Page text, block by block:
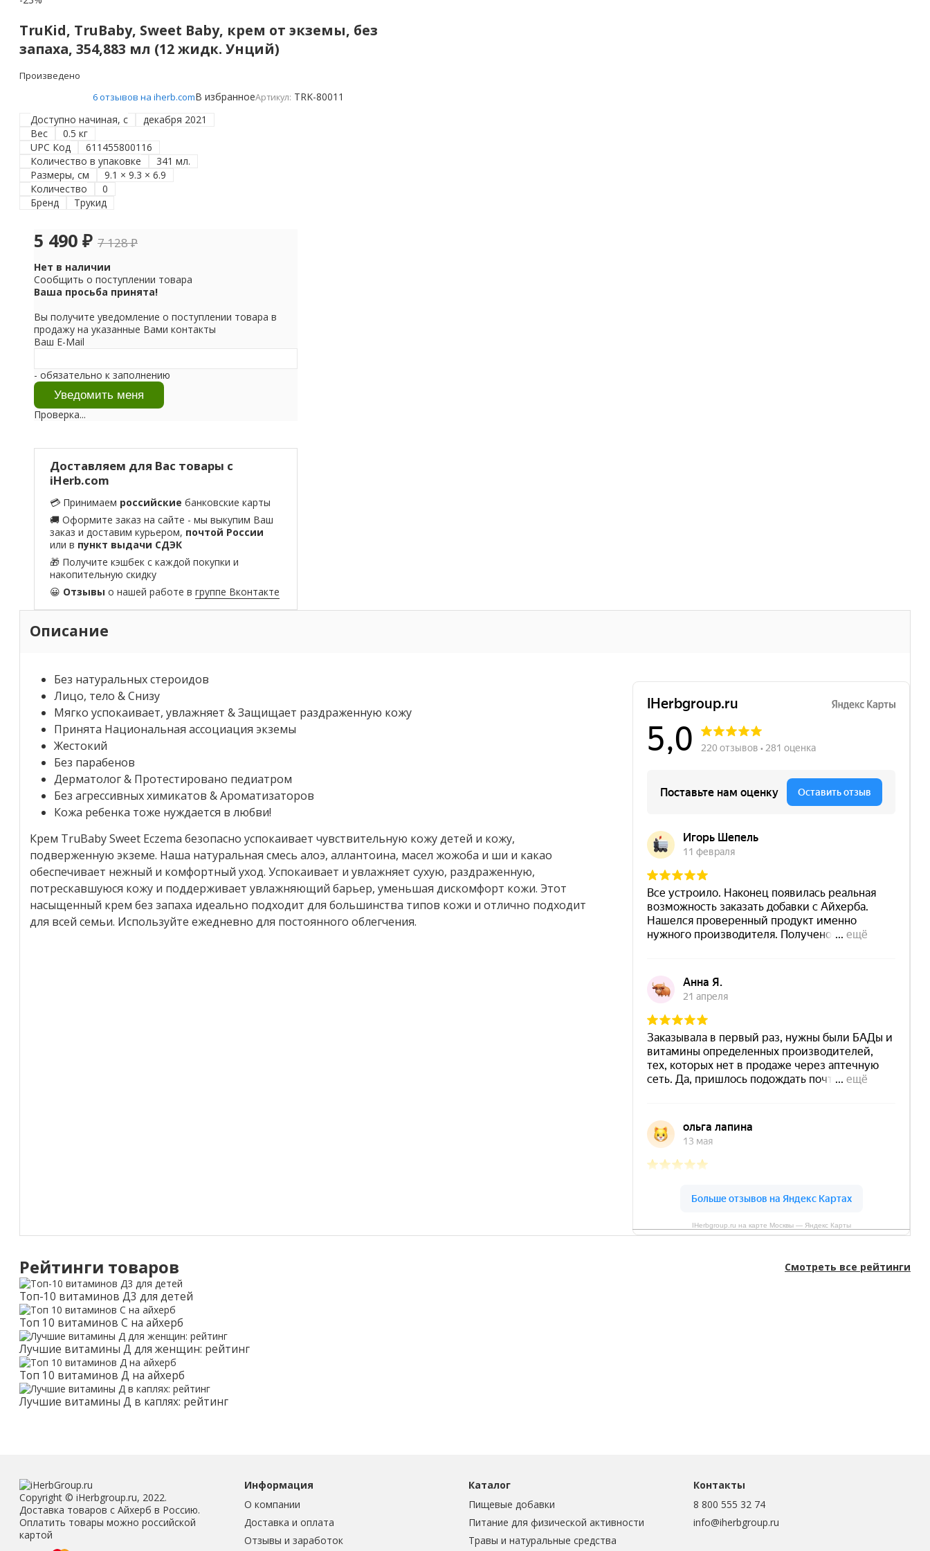
TruKid, TruBaby, Sweet Baby, крем от экземы, без
запаха, 354,883 мл (12 жидк. Унций)
Произведено
6 отзывов на iherb.comВ избранноеАртикул: TRK-80011
Доступно начиная, с
декабря 2021
Вес
0.5 кг
UPC Код
611455800116
Количество в упаковке
341 мл.
Размеры, см
9.1 × 9.3 × 6.9
Количество
0
Бренд
Трукид
5 490 ₽ 7 128₽
Нет в наличии
Сообщить о поступлении товара
Ваша просьба принята!
Вы получите уведомление о поступлении товара в
продажу на указанные Вами контакты
Ваш E-Mail
- обязательно к заполнению
Проверка...
Доставляем для Вас товары с
iHerb.com
💳 Принимаем российские банковские карты
🚚 Оформите заказ на сайте - мы выкупим Ваш
заказ и доставим курьером, почтой России
или в пункт выдачи СДЭК
🎁 Получите кэшбек с каждой покупки и
накопительную скидку
😀 Отзывы о нашей работе вгруппе Вконтакте
Описание
Без натуральных стероидов
Лицо, тело & Снизу
Мягко успокаивает, увлажняет & Защищает раздраженную кожу
Принята Национальная ассоциация экземы
Жестокий
Без парабенов
Дерматолог & Протестировано педиатром
Без агрессивных химикатов & Ароматизаторов
Кожа ребенка тоже нуждается в любви!
Крем TruBaby Sweet Eczema безопасно успокаивает чувствительную кожу детей и кожу,
подверженную экземе. Наша натуральная смесь алоэ, аллантоина, масел жожоба и ши и какао
обеспечивает нежный и комфортный уход. Успокаивает и увлажняет сухую, раздраженную,
потрескавшуюся кожу и поддерживает увлажняющий барьер, уменьшая дискомфорт кожи. Этот
насыщенный крем без запаха идеально подходит для большинства типов кожи и отлично подходит
для всей семьи. Используйте ежедневно для постоянного облегчения.
IHerbgroup.ru на карте Москвы — Яндекс Карты
Рейтинги товаров Смотреть все рейтинги
Топ-10 витаминов Д3 для детей
Топ 10 витаминов С на айхерб
Лучшие витамины Д для женщин: рейтинг
Топ 10 витаминов Д на айхерб
Лучшие витамины Д в каплях: рейтинг
Copyright © iHerbgroup.ru, 2022.
Доставка товаров с Айхерб в Россию.
Оплатить товары можно российской
картой
Информация
О компании
Доставка и оплата
Отзывы и заработок
Каталог
Пищевые добавки
Питание для физической активности
Травы и натуральные средства
Контакты
8 800 555 32 74
info@iherbgroup.ru